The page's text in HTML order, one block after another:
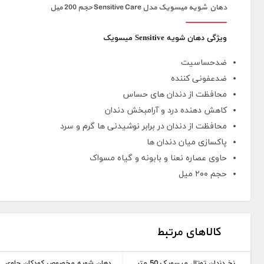
دهان شویه میسویک مدل Sensitive Care حجم 200 میل
ویژگی دهان شویه Sensitive میسویک
ضدحساسیت
ضدعفونی کننده
محافظت از دندان های حساس
کاهش دهنده درد و آرامبخش دندان
محافظت از دندان در برابر نوشیدنی ها گرم و سرد
پاکسازی میان دندان ها
حاوی عصاره نعنا و بابونه و گیاه مسواک
حجم ۲۰۰ میل
کالاهای مرتبط